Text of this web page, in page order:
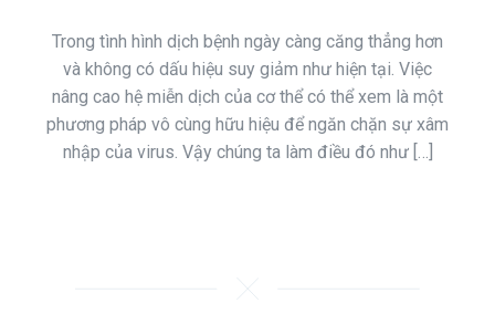
Trong tình hình dịch bệnh ngày càng căng thẳng hơn
và không có dấu hiệu suy giảm như hiện tại. Việc
nâng cao hệ miễn dịch của cơ thể có thể xem là một
phương pháp vô cùng hữu hiệu để ngăn chặn sự xâm
nhập của virus. Vậy chúng ta làm điều đó như […]